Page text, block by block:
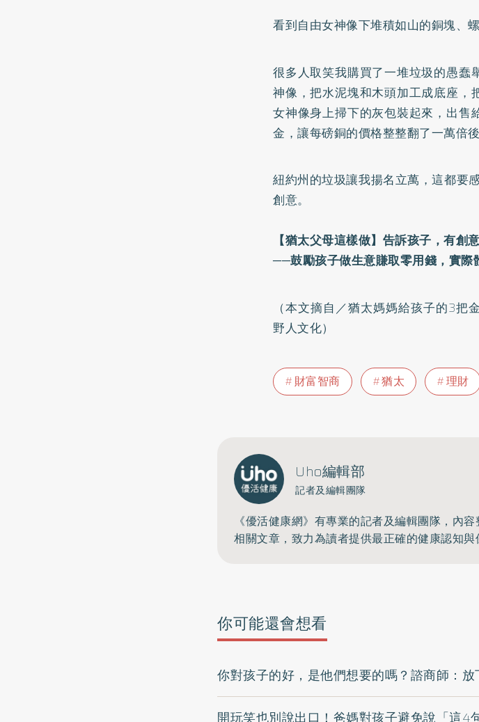
看到自由女神像下堆積如山的銅塊、
很多人取笑我購買了一堆垃圾的愚蠢
神像，把水泥塊和木頭加工成底座，
女神像身上掃下的灰包裝起來，出售
金，讓每磅銅的價格整整翻了一萬倍
紐約州的垃圾讓我揚名立萬，這都要
創意。
【猶太父母這樣做】告訴孩子，有創
──鼓勵孩子做生意賺取零用錢，實際
（本文摘自／猶太媽媽給孩子的3
野人文化）
財富智商 猶太 理財
Uho編輯部
記者及編輯團隊
《優活健康網》有專業的記者及編輯團隊，內
相關文章，致力為讀者提供最正確的健康認知與
你可能還會想看
你對孩子的好，是他們想要的嗎？諮商師：
開玩笑也別說出口！爸媽對孩子避免說「這4